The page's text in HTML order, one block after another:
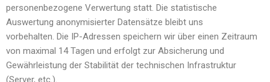
personenbezogene Verwertung statt. Die statistische
Auswertung anonymisierter Datensätze bleibt uns
vorbehalten. Die IP-Adressen speichern wir über einen Zeitraum
von maximal 14 Tagen und erfolgt zur Absicherung und
Gewährleistung der Stabilität der technischen Infrastruktur
(Server, etc.).